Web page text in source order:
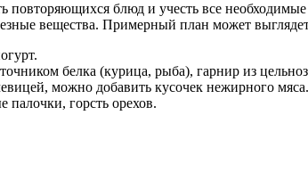
повторяющихся блюд и учесть все
вещества. Примерный план может
белка (курица, рыба), гарнир из
можно добавить кусочек нежирного мяса.
горсть орехов.